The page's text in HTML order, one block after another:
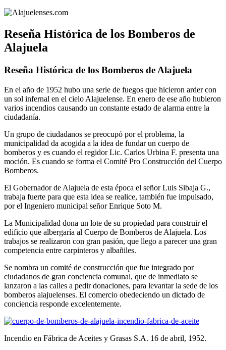
Reseña Histórica de los Bomberos de
Alajuela
Reseña Histórica de los Bomberos de Alajuela
En el año de 1952 hubo una serie de fuegos que hicieron arder con
un sol infernal en el cielo Alajuelense. En enero de ese año hubieron
varios incendios causando un constante estado de alarma entre la
ciudadanía.
Un grupo de ciudadanos se preocupó por el problema, la
municipalidad da acogida a la idea de fundar un cuerpo de
bomberos y es cuando el regidor Lic. Carlos Urbina F. presenta una
moción. Es cuando se forma el Comité Pro Construcción del Cuerpo
Bomberos.
El Gobernador de Alajuela de esta época el señor Luis Sibaja G.,
trabaja fuerte para que esta idea se realice, también fue impulsado,
por el Ingeniero municipal señor Enrique Soto M.
La Municipalidad dona un lote de su propiedad para construir el
edificio que albergaría al Cuerpo de Bomberos de Alajuela. Los
trabajos se realizaron con gran pasión, que llego a parecer una gran
competencia entre carpinteros y albañiles.
Se nombra un comité de construcción que fue integrado por
ciudadanos de gran conciencia comunal, que de inmediato se
lanzaron a las calles a pedir donaciones, para levantar la sede de los
bomberos alajuelenses. El comercio obedeciendo un dictado de
conciencia responde excelentemente.
Incendio en Fábrica de Aceites y Grasas S.A. 16 de abril, 1952.